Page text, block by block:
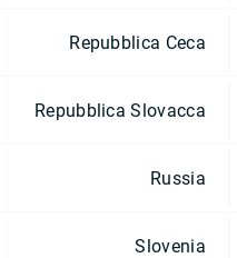
Repubblica Ceca
Repubblica Slovacca
Russia
Slovenia